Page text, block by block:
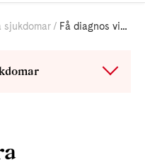
sjukdomar Få diagnos vid NMD